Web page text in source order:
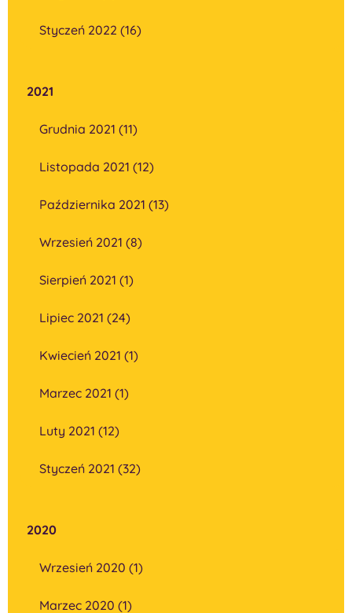
Styczeń 2022 (16)
2021
Grudnia 2021 (11)
Listopada 2021 (12)
Października 2021 (13)
Wrzesień 2021 (8)
Sierpień 2021 (1)
Lipiec 2021 (24)
Kwiecień 2021 (1)
Marzec 2021 (1)
Luty 2021 (12)
Styczeń 2021 (32)
2020
Wrzesień 2020 (1)
Marzec 2020 (1)